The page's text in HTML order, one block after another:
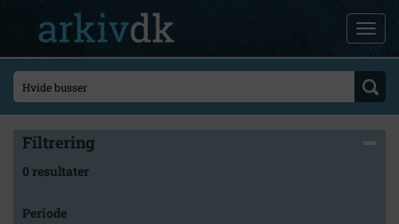
Filtrering
0 resultater
Periode